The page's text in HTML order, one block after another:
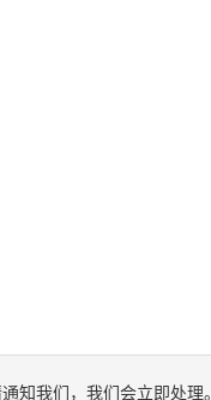
知我们，我们会立即处理。